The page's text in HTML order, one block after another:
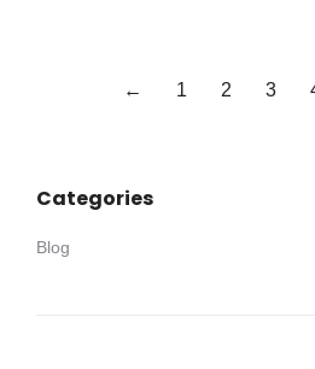
← 1 2 3
Categories
Blog